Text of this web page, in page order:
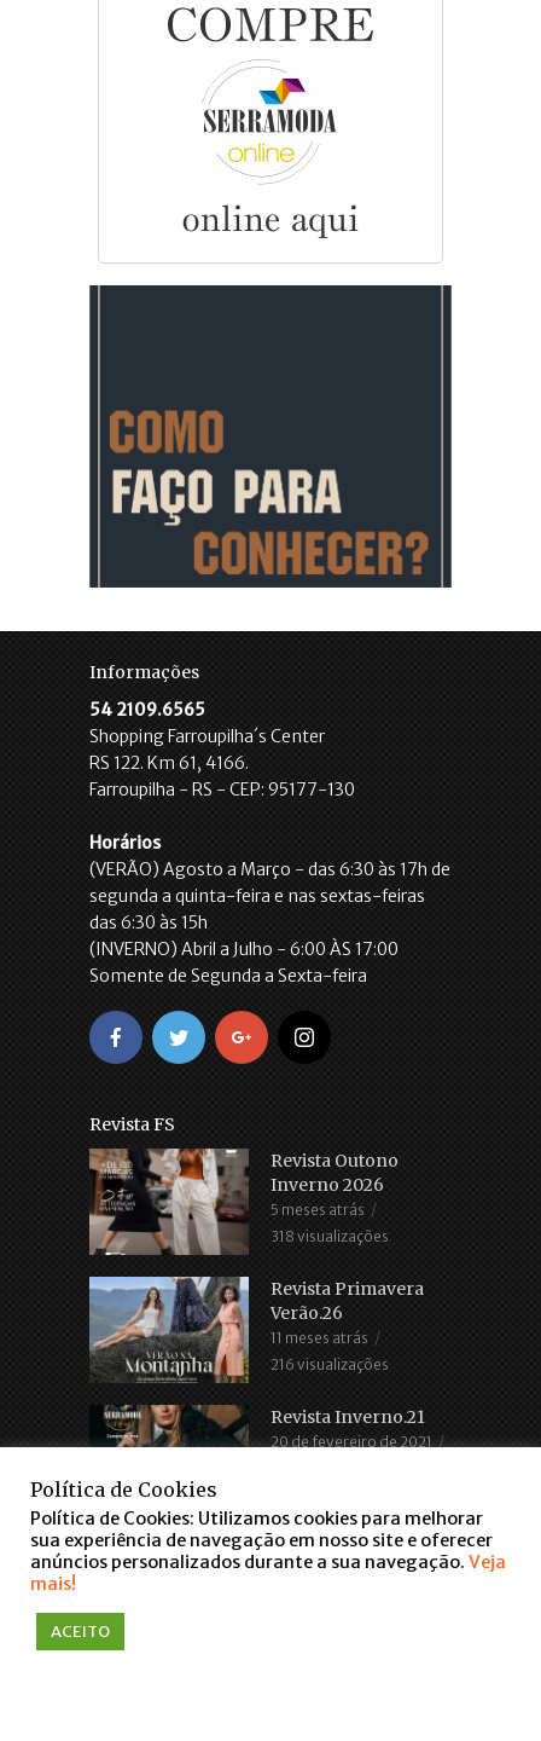
Informações
54 2109.6565
Shopping Farroupilha´s Center
RS 122. Km 61, 4166.
Farroupilha - RS - CEP: 95177-130
Horários
(VERÃO) Agosto a Março - das 6:30 às 17h de
segunda a quinta-feira e nas sextas-feiras
das 6:30 às 15h
(INVERNO) Abril a Julho - 6:00 ÀS 17:00
Somente de Segunda a Sexta-feira
Revista FS
Revista Outono
Inverno 2026
5 meses atrás
318 visualizações
Revista Primavera
Verão.26
11 meses atrás
216 visualizações
Revista Inverno.21
20 de fevereiro de 2021
COPYRIGHT © 2016. TODOS OS DIREITOS RESERVADOS
falar via WhatsApp
Política de Cookies
Política de Cookies: Utilizamos cookies para melhorar
sua experiência de navegação em nosso site e oferecer
anúncios personalizados durante a sua navegação. Veja
mais!
ACEITO